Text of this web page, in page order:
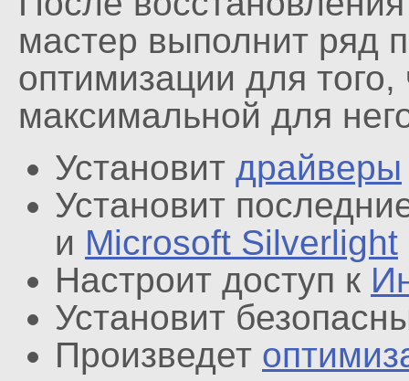
мастер выполнит ряд
оптимизации для
максимальной для
Установит драйверы
Установит
и Microsoft Silverlight
Настроит доступ к
Установит
Произведет